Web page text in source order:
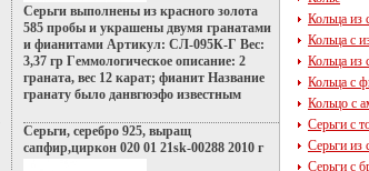
Серьги выполнены из красного золота
585 пробы и украшены двумя гранатами
и фианитами Артикул: СЛ-095К-Г Вес:
3,37 гр Гeммологическое описание: 2
граната, вес 12 карат; фианит Название
гранату было данвгюэфо известным
Магнусом и происходит от латинского
слова "granatus" - так назывались
Серьги, серебро 925, выращ
сапфир,циркон 020 01 21sk-00288 2010 г
Кольца из
Кольца с
Кольца из
Кольца с
Кольцо с
Серьги с
Серьги из
Серьги с